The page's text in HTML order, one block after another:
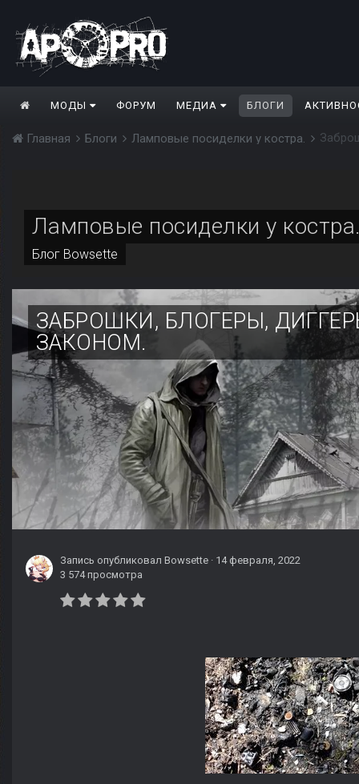
МОДЫ ФОРУМ МЕДИА БЛОГИ
Главная Блоги Ламповые посиделки у костра.
Ламповые посиделки у
Блог Bowsette
ЗАБРОШКИ, БЛОГЕРЫ,
ЗАКОНОМ.
Запись опубликовал Bowsette · 14 февраля, 2022
3 574 просмотра